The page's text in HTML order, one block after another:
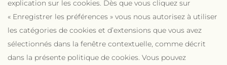
explication sur les cookies. Dès que vous cliquez sur
« Enregistrer les préférences » vous nous autorisez à utiliser
les catégories de cookies et d’extensions que vous avez
sélectionnés dans la fenêtre contextuelle, comme décrit
dans la présente politique de cookies. Vous pouvez